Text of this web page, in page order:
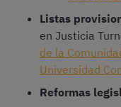
Listas
en Justicia
de la
Universidad
Reformas